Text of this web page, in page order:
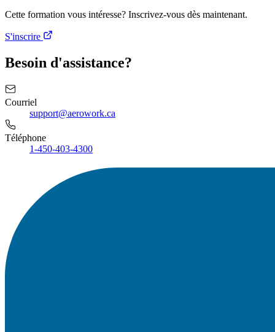
Cette formation vous intéresse? Inscrivez-vous dès maintenant.
S'inscrire
Besoin d'assistance?
Courriel
support@aerowork.ca
Téléphone
1-450-403-4300